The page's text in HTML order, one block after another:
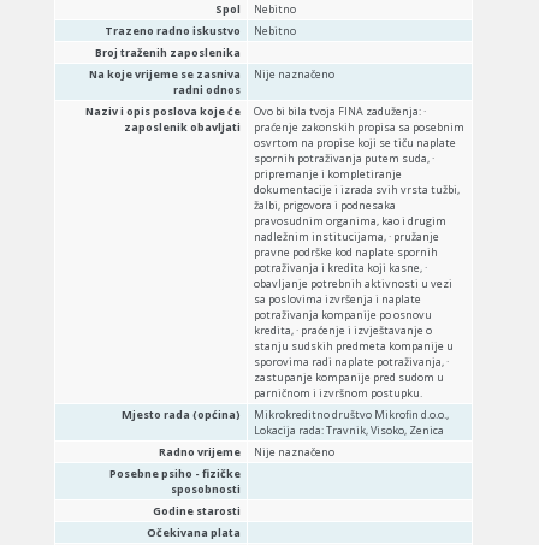
Spol
Nebitno
Trazeno radno iskustvo
Nebitno
Broj traženih zaposlenika
Na koje vrijeme se zasniva
radni odnos
Nije naznačeno
Naziv i opis poslova koje će
zaposlenik obavljati
Ovo bi bila tvoja FINA zaduženja: ·
praćenje zakonskih propisa sa posebnim
osvrtom na propise koji se tiču naplate
spornih potraživanja putem suda, ·
pripremanje i kompletiranje
dokumentacije i izrada svih vrsta tužbi,
žalbi, prigovora i podnesaka
pravosudnim organima, kao i drugim
nadležnim institucijama, · pružanje
pravne podrške kod naplate spornih
potraživanja i kredita koji kasne, ·
obavljanje potrebnih aktivnosti u vezi
sa poslovima izvršenja i naplate
potraživanja kompanije po osnovu
kredita, · praćenje i izvještavanje o
stanju sudskih predmeta kompanije u
sporovima radi naplate potraživanja, ·
zastupanje kompanije pred sudom u
parničnom i izvršnom postupku.
Mjesto rada (općina)
Mikrokreditno društvo Mikrofin d.o.o.,
Lokacija rada: Travnik, Visoko, Zenica
Radno vrijeme
Nije naznačeno
Posebne psiho - fizičke
sposobnosti
Godine starosti
Očekivana plata